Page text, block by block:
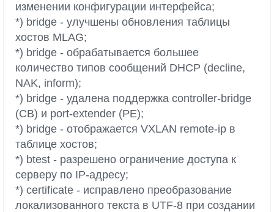
изменении конфигурации интерфейса;
*) bridge - улучшены обновления таблицы
хостов MLAG;
*) bridge - обрабатывается большее
количество типов сообщений DHCP (decline,
NAK, inform);
*) bridge - удалена поддержка controller-bridge
(CB) и port-extender (PE);
*) bridge - отображается VXLAN remote-ip в
таблице хостов;
*) btest - разрешено ограничение доступа к
серверу по IP-адресу;
*) certificate - исправлено преобразование
локализованного текста в UTF-8 при создании